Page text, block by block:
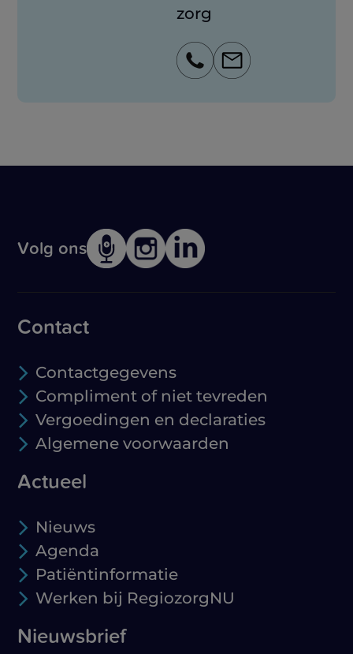
zorg
Volg ons
Contact
Contactgegevens
Compliment of niet tevreden
Vergoedingen en declaraties
Algemene voorwaarden
Actueel
Nieuws
Agenda
Patiëntinformatie
Werken bij RegiozorgNU
Nieuwsbrief